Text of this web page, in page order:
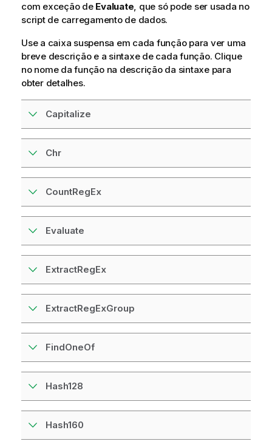
com exceção de Evaluate, que só pode ser usada no
script de carregamento de dados.
Use a caixa suspensa em cada função para ver uma
breve descrição e a sintaxe de cada função. Clique
no nome da função na descrição da sintaxe para
obter detalhes.
Capitalize
Chr
CountRegEx
Evaluate
ExtractRegEx
ExtractRegExGroup
FindOneOf
Hash128
Hash160